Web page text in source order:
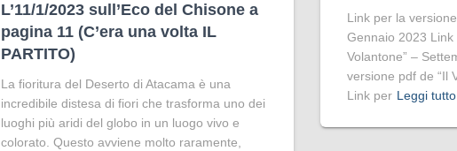
L’11/1/2023 sull’Eco del Chisone a
pagina 11 (C’era una volta IL
PARTITO)
La fioritura del Deserto di Atacama è una
incredibile distesa di fiori che trasforma uno dei
luoghi più aridi del globo in un luogo vivo e
colorato. Questo avviene molto raramente,
Link per la
Gennaio 2023 Link
Volantone” –
versione pdf de “Il
Link per Leggi